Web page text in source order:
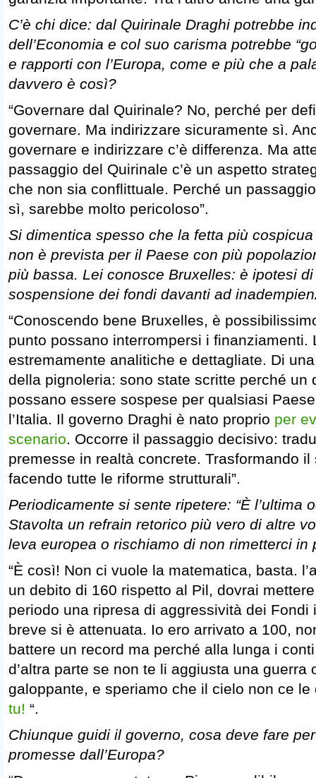
C’è chi dice: dal Quirinale Draghi potrebbe
dell’Economia e col suo carisma potrebbe
e rapporti con l’Europa, come e più che a
davvero è così?
“Governare dal Quirinale? No, perché per
governare. Ma indirizzare sicuramente sì.
governare e indirizzare c’è differenza. Ma
passaggio del Quirinale c’è un aspetto
che non sia conflittuale. Perché un
sì, sarebbe molto pericoloso”.
Si dimentica spesso che la fetta più
non è prevista per il Paese con più
più bassa. Lei conosce Bruxelles: è ipotesi
sospensione dei fondi davanti ad
“Conoscendo bene Bruxelles, è
punto possano interrompersi i finanziamenti.
estremamente analitiche e dettagliate. Di
della pignoleria: sono state scritte perché un
possano essere sospese per qualsiasi
l’Italia. Il governo Draghi è nato proprio per
scenario. Occorre il passaggio decisivo:
premesse in realtà concrete. Trasformando
facendo tutte le riforme strutturali”.
Periodicamente si sente ripetere: “È l’ultima
Stavolta un refrain retorico più vero di altre
leva europea o rischiamo di non rimetterci in
“È così! Non ci vuole la matematica, basta.
un debito di 160 rispetto al Pil, dovrai
periodo una ripresa di aggressività dei Fondi
breve si è attenuata. Io ero arrivato a 100,
battere un record ma perché alla lunga i
d’altra parte se non te li aggiusta una guerra
galoppante, e speriamo che il cielo non ce
tu! “.
Chiunque guidi il governo, cosa deve fare
promesse dall’Europa?